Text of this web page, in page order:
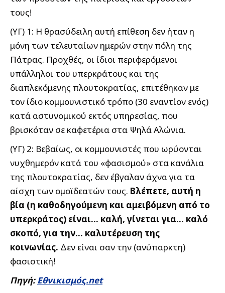
τους!
(ΥΓ) 1: Η θρασύδειλη αυτή επίθεση δεν ήταν η
μόνη των τελευταίων ημερών στην πόλη της
Πάτρας. Προχθές, οι ίδιοι περιφερόμενοι
υπάλληλοι του υπερκράτους και της
διαπλεκόμενης πλουτοκρατίας, επιτέθηκαν με
τον ίδιο κομμουνιστικό τρόπο (30 εναντίον ενός)
κατά αστυνομικού εκτός υπηρεσίας, που
βρισκόταν σε καφετέρια στα Ψηλά Αλώνια.
(ΥΓ) 2: Βεβαίως, οι κομμουνιστές που ωρύονται
νυχθημερόν κατά του «φασισμού» στα κανάλια
της πλουτοκρατίας, δεν έβγαλαν άχνα για τα
αίσχη των ομοϊδεατών τους. Βλέπετε, αυτή η
βία (η καθοδηγούμενη και αμειβόμενη από το
υπερκράτος) είναι… καλή, γίνεται για… καλό
σκοπό, για την… καλυτέρευση της
κοινωνίας. Δεν είναι σαν την (ανύπαρκτη)
φασιστική!
Πηγή:Εθνικισμός.net